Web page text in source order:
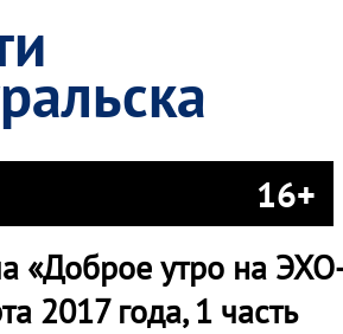
16+
«Доброе утро на
2017 года, 1 часть